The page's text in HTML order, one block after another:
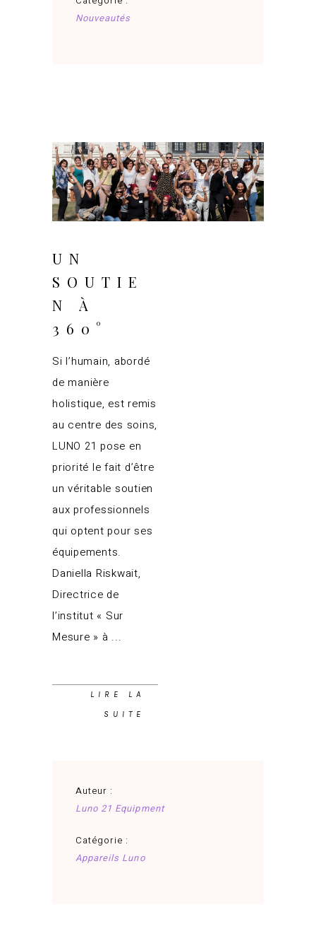
Nouveautés
juin 24, 2025
UN
SOUTIE
N À
360°
Si l’humain, abordé
de manière
holistique, est remis
au centre des soins,
LUNO 21 pose en
priorité le fait d’être
un véritable soutien
aux professionnels
qui optent pour ses
équipements.
Daniella Riskwait,
Directrice de
l’institut « Sur
Mesure » à
LIRE LA
SUITE
Auteur :
Luno 21 Equipment
Catégorie :
Appareils Luno